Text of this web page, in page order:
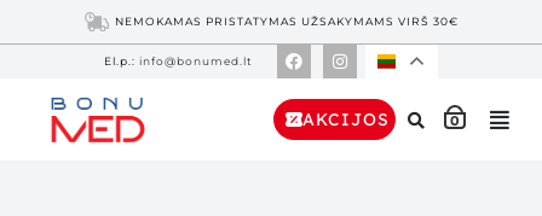
NEMOKAMAS PRISTATYMAS UŽSAKYMAMS VIRŠ 30€
El.p.: info@bonumed.lt
AKCIJOS 0